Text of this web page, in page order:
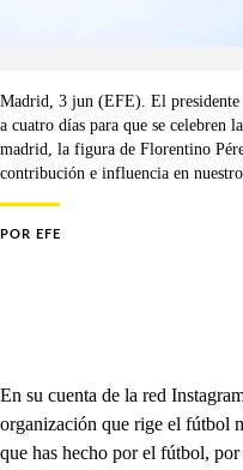
Madrid, 3 jun (EFE). El
a cuatro días para que se celebren
madrid, la figura de Florentino
contribución e influencia en
POR EFE
En su cuenta de la red
organización que rige el fútbol
que has hecho por el fútbol,